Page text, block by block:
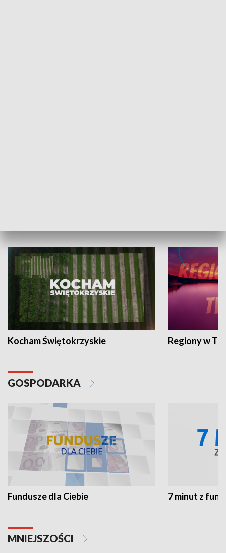
Kocham Świętokrzyskie Regiony w
GOSPODARKA
Fundusze dla Ciebie 7 minut z
MNIEJSZOŚCI